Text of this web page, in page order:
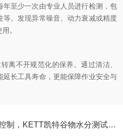
至少一次由专业人员进行检测，包
。发现异常噪音、动力衰减或精度
。
离不开规范化的保养。通过清洁、
长工具寿命，更能保障作业安全与
精准谷物水分控制，KETT凯特谷物水分测试仪为您的产品保驾护航